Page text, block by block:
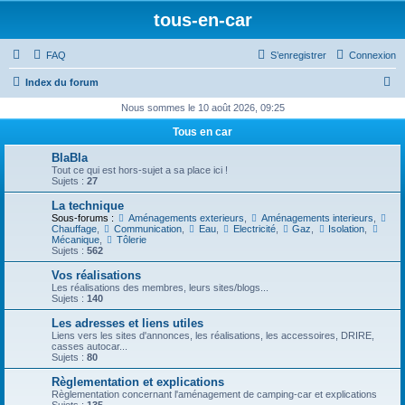
tous-en-car
FAQ Connexion
S’enregistrer
Index du forum
h
r
Nous sommes le 10 août 2026, 09:25
Tous en car
BlaBla
Tout ce qui est hors-sujet a sa place ici !
Sujets : 27
La technique
Sous-forums : Aménagements exterieurs Aménagements interieurs
Chauffage
Communication, Eau, Electricité, Gaz Isolation
Mécanique
Tôlerie
Sujets : 562
Vos réalisations
Les réalisations des membres, leurs sites/blogs...
Sujets : 140
Les adresses et liens utiles
Liens vers les sites d'annonces, les réalisations, les accessoires, DRIRE,
casses autocar...
Sujets : 80
Règlementation et explications
Règlementation concernant l'aménagement de camping-car et explications